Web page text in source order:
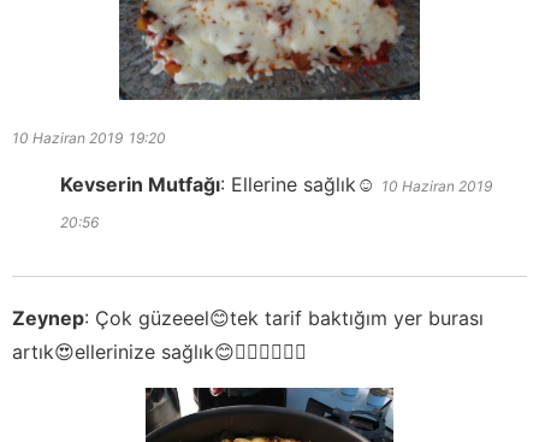
10 Haziran 2019 19:20
Kevserin Mutfağı: Ellerine sağlık☺️ 10 Haziran 2019
20:56
Zeynep: Çok güzeeel😊tek tarif baktığım yer burası
artık😍ellerinize sağlık😊👍🏻👍🏻👍🏻